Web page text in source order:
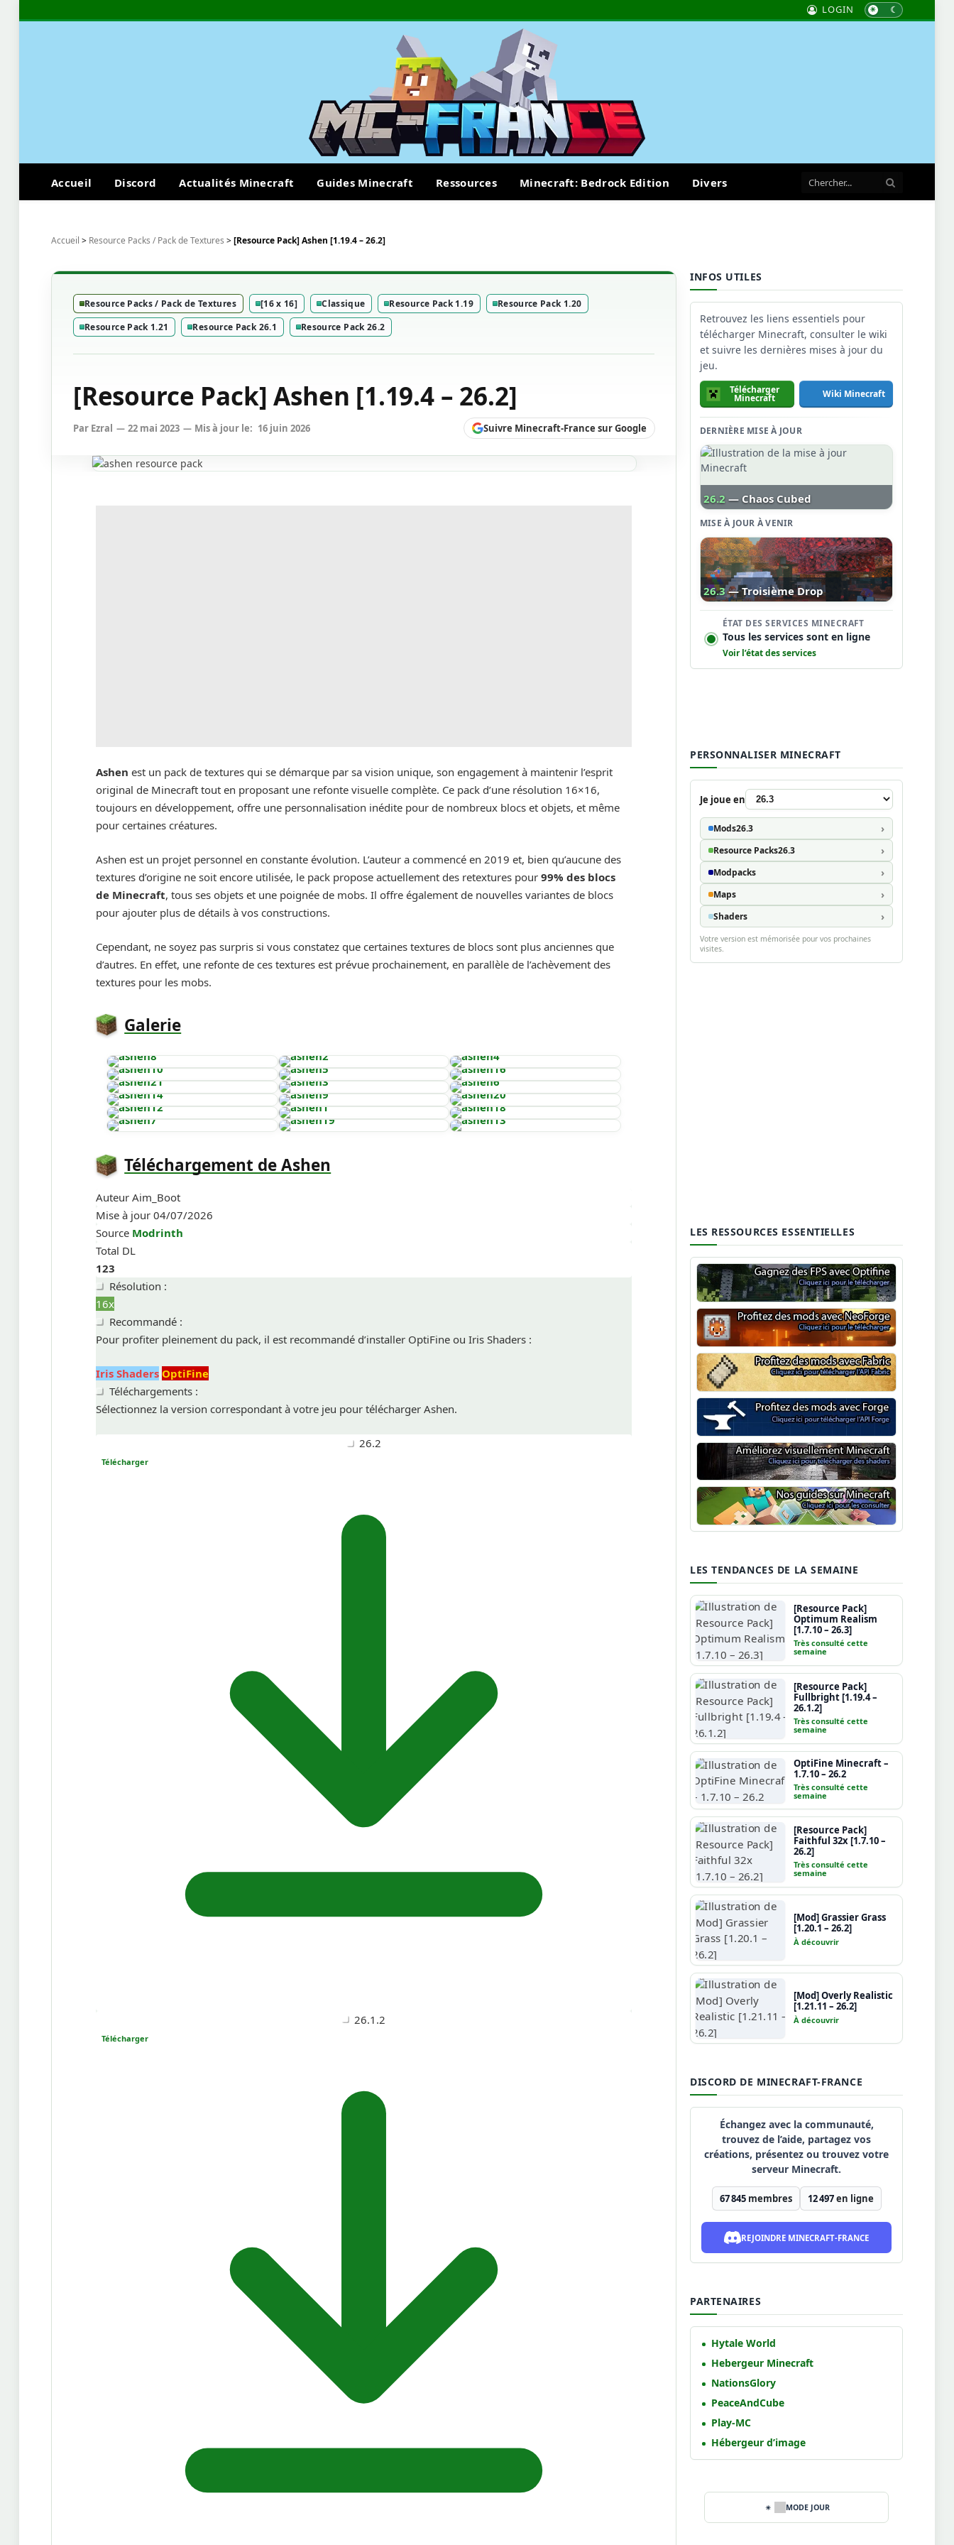
LOGIN
Accueil Discord Actualités Minecraft Guides Minecraft Ressources Minecraft: Bedrock Edition Divers
Accueil > Resource Packs / Pack de Textures >[Resource Pack] Ashen [1.19.4 – 26.2]
Resource Packs / Pack de Textures [16 x 16] Classique Resource Pack 1.19
Resource Pack 1.20
Resource Pack 1.21
Resource Pack 26.1 Resource Pack 26.2
[Resource Pack] Ashen [1.19.4 – 26.2]
Par Ezral 22 mai 2023 Mis à jour le: 16 juin 2026 Suivre Minecraft-France sur Google
Ashen est un pack de textures qui se démarque par sa vision unique, son engagement à maintenir l’esprit
original de Minecraft tout en proposant une refonte visuelle complète. Ce pack d’une résolution 16×16,
toujours en développement, offre une personnalisation inédite pour de nombreux blocs et objets, et même
pour certaines créatures.
Ashen est un projet personnel en constante évolution. L’auteur a commencé en 2019 et, bien qu’aucune des
textures d’origine ne soit encore utilisée, le pack propose actuellement des retextures pour99% des blocs
de Minecraft, tous ses objets et une poignée de mobs. Il offre également de nouvelles variantes de blocs
pour ajouter plus de détails à vos constructions.
Cependant, ne soyez pas surpris si vous constatez que certaines textures de blocs sont plus anciennes que
d’autres. En effet, une refonte de ces textures est prévue prochainement, en parallèle de l’achèvement des
textures pour les mobs.
Galerie
Téléchargement de Ashen
Auteur Aim_Boot
Mise à jour 04/07/2026
Source Modrinth
Total DL
123
Résolution :
16x
Recommandé :
Pour profiter pleinement du pack, il est recommandé d’installer OptiFine ou Iris Shaders :
Iris Shaders OptiFine
Téléchargements :
Sélectionnez la version correspondant à votre jeu pour télécharger Ashen.
26.2
Télécharger
26.1.2
Télécharger
INFOS UTILES
Retrouvez les liens essentiels pour
télécharger Minecraft, consulter le wiki
et suivre les dernières mises à jour du
jeu.
Télécharger
Minecraft Wiki Minecraft
DERNIÈRE MISE À JOUR
26.2 — Chaos Cubed
MISE À JOUR À VENIR
26.3 — Troisième Drop
ÉTAT DES SERVICES MINECRAFT
Tous les services sont en ligne
Voir l’état des services
PERSONNALISER MINECRAFT
Je joue en
Mods26.3
Resource Packs26.3
Modpacks
Maps
Shaders
Votre version est mémorisée pour vos prochaines
visites.
LES RESSOURCES ESSENTIELLES
Optifine
NeoForge
Minecraft Fabric
Minecraft Forge
Shaders Minecraft
Guide Minecraft
LES TENDANCES DE LA SEMAINE
[Resource Pack]
Optimum Realism
[1.7.10 – 26.3]
Très consulté cette
semaine
[Resource Pack]
Fullbright [1.19.4 –
26.1.2]
Très consulté cette
semaine
OptiFine Minecraft –
1.7.10 – 26.2
Très consulté cette
semaine
[Resource Pack]
Faithful 32x [1.7.10 –
26.2]
Très consulté cette
semaine
[Mod] Grassier Grass
[1.20.1 – 26.2]
À découvrir
[Mod] Overly Realistic
[1.21.11 – 26.2]
À découvrir
DISCORD DE MINECRAFT-FRANCE
Échangez avec la communauté,
trouvez de l’aide, partagez vos
créations, présentez ou trouvez votre
serveur Minecraft.
67 845membres 12 497en ligne
REJOINDRE MINECRAFT-FRANCE
PARTENAIRES
Hytale World
Hebergeur Minecraft
NationsGlory
PeaceAndCube
Play-MC
Hébergeur d’image
MODE JOUR